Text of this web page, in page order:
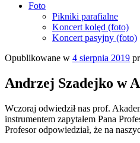
Foto
Pikniki parafialne
Koncert kolęd (foto)
Koncert pasyjny (foto)
Opublikowane w 4 sierpnia 2019
Andrzej Szadejko w
Wczoraj odwiedził nas prof.
instrumentem zapytałem Pana
Profesor odpowiedział, że na